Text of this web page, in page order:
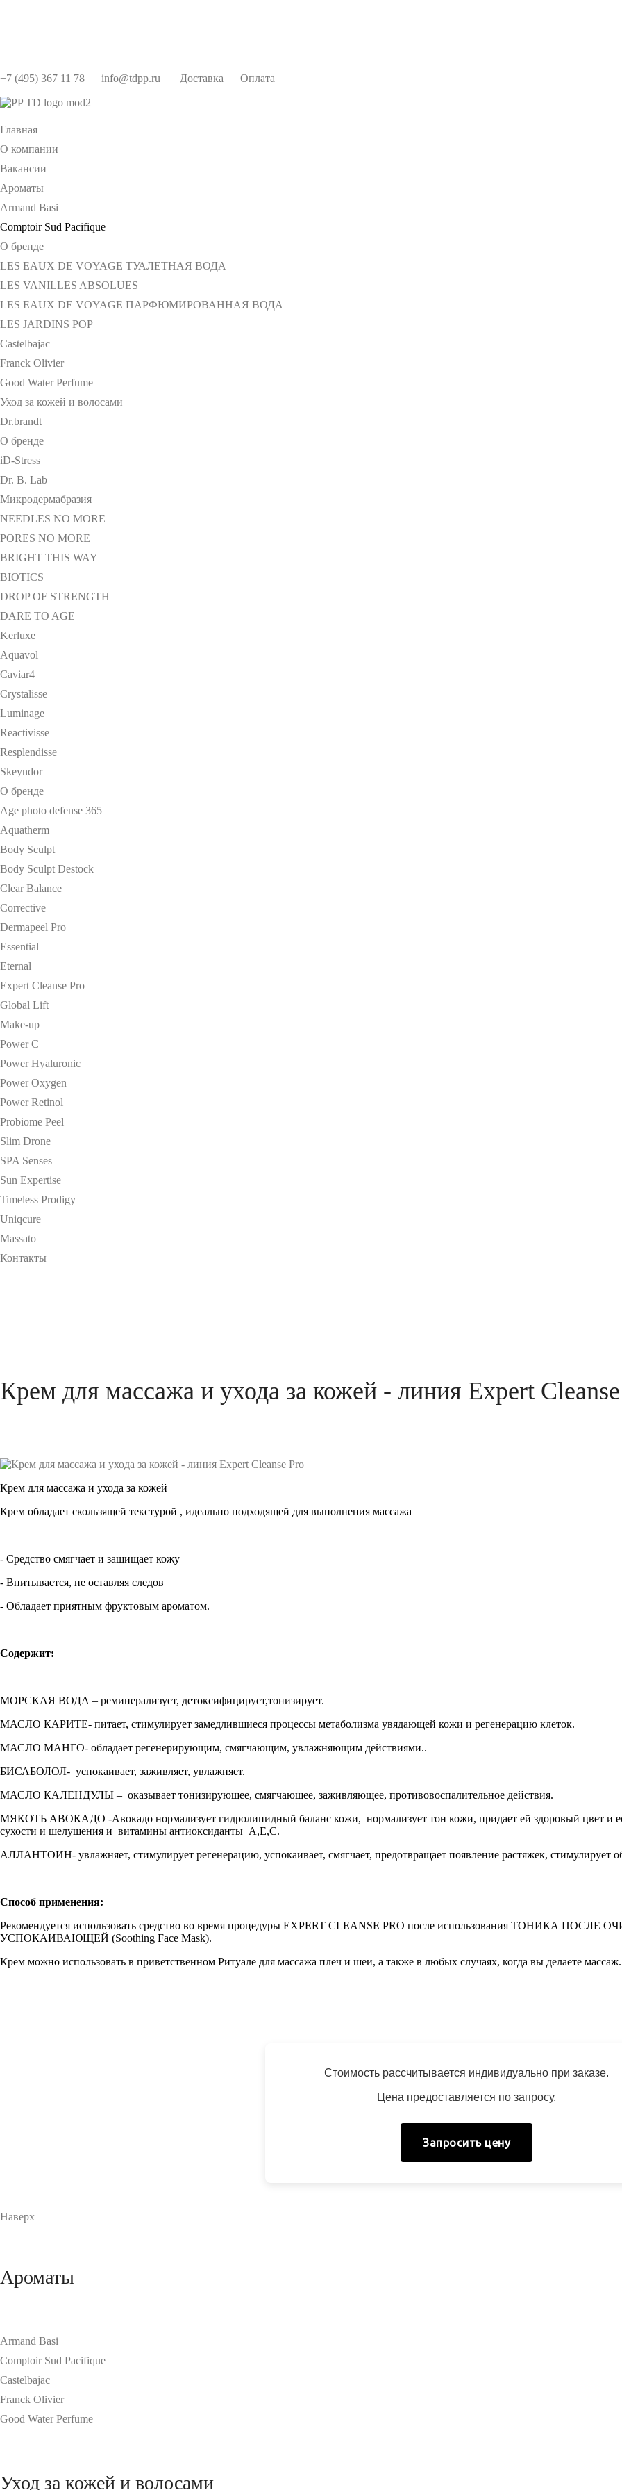
+7 (495) 367 11 78 info@tdpp.ru Доставка Оплата
Главная
О компании
Вакансии
Ароматы
Armand Basi
Comptoir Sud Pacifique
О бренде
LES EAUX DE VOYAGE ТУАЛЕТНАЯ ВОДА
LES VANILLES ABSOLUES
LES EAUX DE VOYAGE ПАРФЮМИРОВАННАЯ ВОДА
LES JARDINS POP
Castelbajac
Franck Olivier
Good Water Perfume
Уход за кожей и волосами
Dr.brandt
О бренде
iD-Stress
Dr. B. Lab
Микродермабразия
NEEDLES NO MORE
PORES NO MORE
BRIGHT THIS WAY
BIOTICS
DROP OF STRENGTH
DARE TO AGE
Kerluxe
Aquavol
Caviar4
Crystalisse
Luminage
Reactivisse
Resplendisse
Skeyndor
О бренде
Age photo defense 365
Aquatherm
Body Sculpt
Body Sculpt Destock
Clear Balance
Corrective
Dermapeel Pro
Essential
Eternal
Expert Cleanse Pro
Global Lift
Make-up
Power C
Power Hyaluronic
Power Oxygen
Power Retinol
Probiome Peel
Slim Drone
SPA Senses
Sun Expertise
Timeless Prodigy
Uniqcure
Massato
Контакты
Крем для массажа и ухода за кожей - линия Expert
Крем для массажа и ухода за кожей
Крем обладает скользящей текстурой , идеально подходящей для выполнения массажа
- Средство смягчает и защищает кожу
- Впитывается, не оставляя следов
- Обладает приятным фруктовым ароматом.
Содержит:
МОРСКАЯ ВОДА – реминерализует, детоксифицирует,тонизирует.
МАСЛО КАРИТЕ- питает, стимулирует замедлившиеся процессы метаболизма увядающей кожи и регенерацию клеток.
МАСЛО МАНГО- обладает регенерирующим, смягчающим, увлажняющим действиями..
БИСАБОЛОЛ- успокаивает, заживляет, увлажняет.
МАСЛО КАЛЕНДУЛЫ – оказывает тонизирующее, смягчающее, заживляющее, противовоспалительное действия.
МЯКОТЬ АВОКАДО -Авокадо нормализует гидролипидный баланс кожи, нормализует тон кожи, придает ей здоровый цвет и
сухости и шелушения и витамины антиоксиданты А,Е,С.
АЛЛАНТОИН- увлажняет, стимулирует регенерацию, успокаивает, смягчает, предотвращает появление растяжек, стимулирует
Способ применения:
Рекомендуется использовать средство во время процедуры EXPERT CLEANSE PRO после использования ТОНИКА
УСПОКАИВАЮЩЕЙ (Soothing Face Mask).
Крем можно использовать в приветственном Ритуале для массажа плеч и шеи, а также в любых случаях, когда вы делаете массаж.
Стоимость рассчитывается индивидуально при заказе.
Цена предоставляется по запросу.
Запросить цену
Наверх
Ароматы
Armand Basi
Comptoir Sud Pacifique
Castelbajac
Franck Olivier
Good Water Perfume
Уход за кожей и волосами